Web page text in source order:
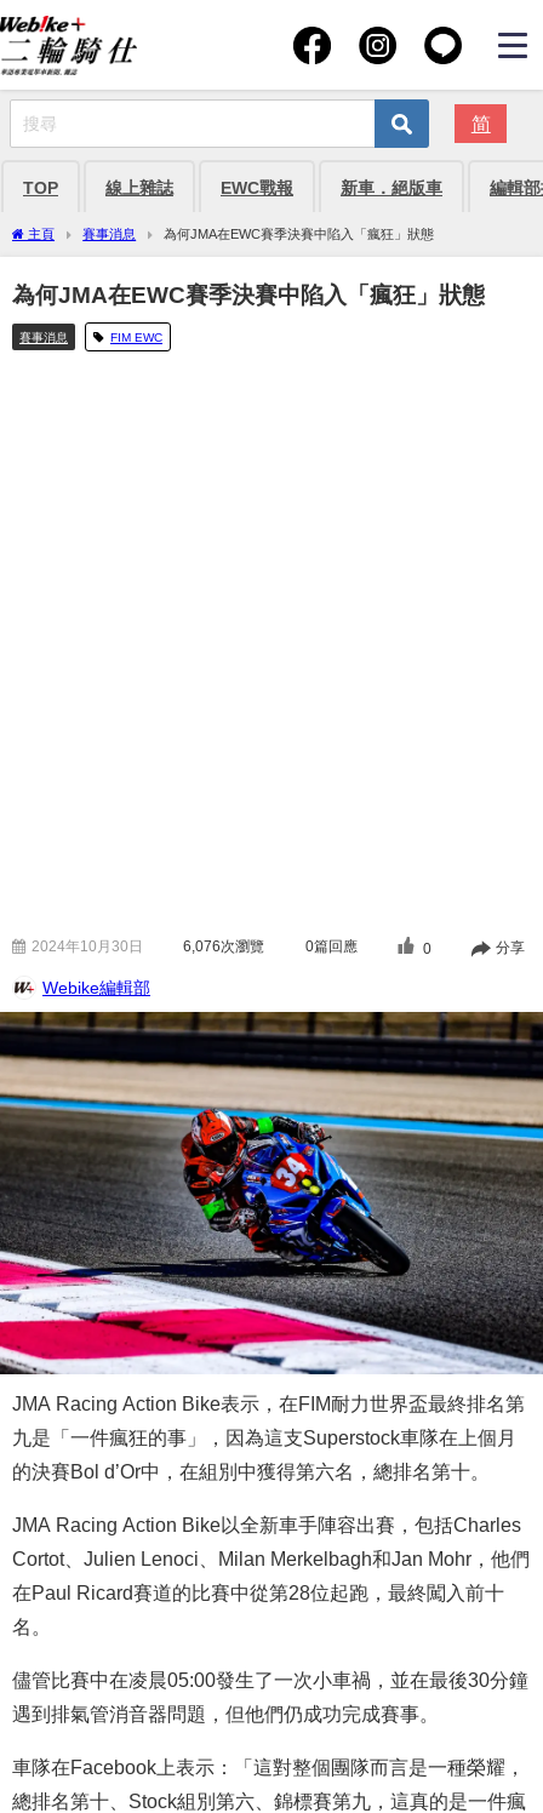
简
TOP 線上雜誌 EWC戰報 新車．絕版車 編輯
主頁 賽事消息 為何JMA在EWC賽季決賽中陷入「瘋狂」狀態
為何JMA在EWC賽季決賽中陷入「瘋狂」狀態
賽事消息 FIM EWC
2024年10月30日 6,076次瀏覽 0篇回應 0 分享
Webike編輯部
JMA Racing Action Bike表示，在FIM耐力世界盃最終排名第
九是「一件瘋狂的事」，因為這支Superstock車隊在上個月
的決賽Bol d’Or中，在組別中獲得第六名，總排名第十。
JMA Racing Action Bike以全新車手陣容出賽，包括Charles
Cortot、Julien Lenoci、Milan Merkelbagh和Jan Mohr，他們
在Paul Ricard賽道的比賽中從第28位起跑，最終闖入前十
名。
儘管比賽中在凌晨05:00發生了一次小車禍，並在最後30分鐘
遇到排氣管消音器問題，但他們仍成功完成賽事。
車隊在Facebook上表示：「這對整個團隊而言是一種榮耀，
總排名第十、Stock組別第六、錦標賽第九，這真的是一件瘋